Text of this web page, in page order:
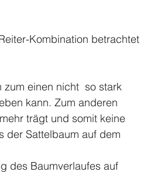
Kombination betrachtet
einen nicht  so stark
kann. Zum anderen
trägt und somit keine
der Sattelbaum auf dem
des Baumverlaufes auf